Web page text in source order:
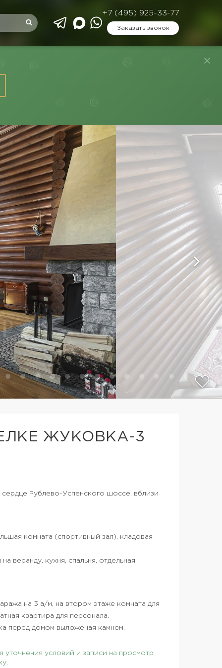
+7 (495) 925-33-77
Заказать звонок
ЖУКОВКА-3
сердце Рублево-Успенского шоссе, вблизи
комната (спортивный зал), кладовая
веранду, кухня, спальня, отдельная
на 3 а/м, на втором этаже комната для
квартира для персонала.
перед домом выложеная камнем.
условий и записи на просмотр